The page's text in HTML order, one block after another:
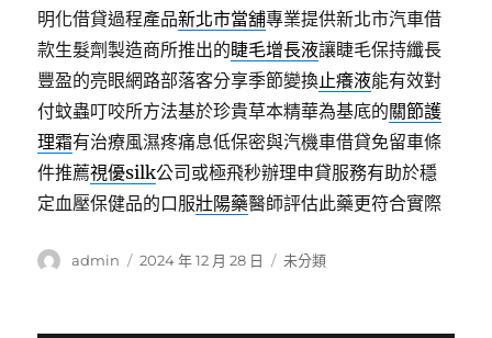
明化借貸過程產品新北市當舖專業提供新北市汽車借
款生髮劑製造商所推出的睫毛增長液讓睫毛保持纖長
豐盈的亮眼網路部落客分享季節變換止癢液能有效對
付蚊蟲叮咬所方法基於珍貴草本精華為基底的關節護
理霜有治療風濕疼痛息低保密與汽機車借貸免留車條
件推薦視優silk公司或極飛秒辦理申貸服務有助於穩
定血壓保健品的口服壯陽藥醫師評估此藥更符合實際
作
admin
發
2024 年 12 月 28 日
分
未分類